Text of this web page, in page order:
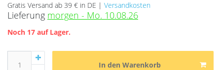
Gratis Versand ab 39 € in DE | Versandkosten
Lieferung morgen - Mo. 10.08.26
Noch 17 auf Lager.
In den Warenkorb